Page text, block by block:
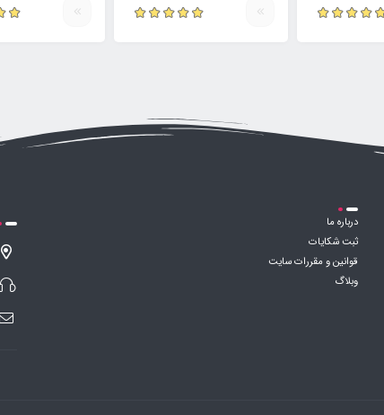
درباره ما
ثبت شکایات
قوانین و مقررات سایت
وبلاگ